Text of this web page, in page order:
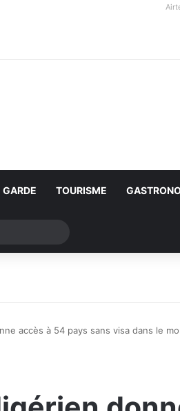
TOURISME
accès à 54 pays sans visa dans le